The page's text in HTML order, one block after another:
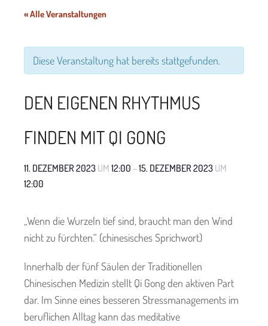
« Alle Veranstaltungen
Diese Veranstaltung hat bereits stattgefunden.
DEN EIGENEN RHYTHMUS
FINDEN MIT QI GONG
11. DEZEMBER 2023 UM 12:00 –15. DEZEMBER 2023 UM
12:00
„Wenn die Wurzeln tief sind, braucht man den Wind
nicht zu fürchten.“ (chinesisches Sprichwort)
Innerhalb der fünf Säulen der Traditionellen
Chinesischen Medizin stellt Qi Gong den aktiven Part
dar. Im Sinne eines besseren Stressmanagements im
beruflichen Alltag kann das meditative